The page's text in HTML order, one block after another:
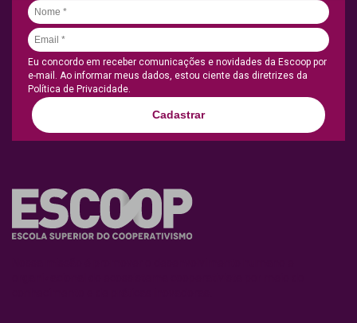
Eu concordo em receber comunicações e novidades da Escoop por
e-mail. Ao informar meus dados, estou ciente das diretrizes da
Política de Privacidade.
Cadastrar